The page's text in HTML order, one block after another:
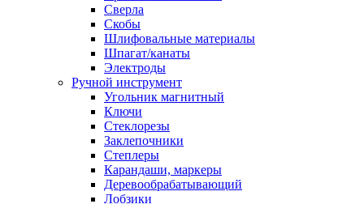
Сверла
Скобы
Шлифовальные материалы
Шпагат/канаты
Электроды
Ручной инструмент
Угольник магнитный
Ключи
Стеклорезы
Заклепочники
Степлеры
Карандаши, маркеры
Деревообрабатывающий
Лобзики